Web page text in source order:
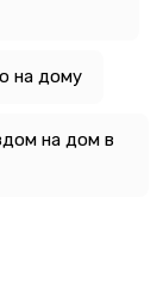
на дому
на дом в